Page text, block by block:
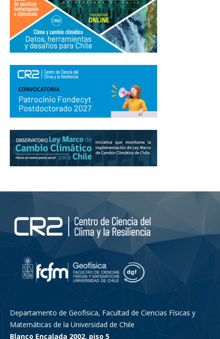
Departamento de Geofísica, Facultad de Ciencias Físicas y
Matemáticas de la Universidad de Chile
Blanco Encalada 2002, piso 5